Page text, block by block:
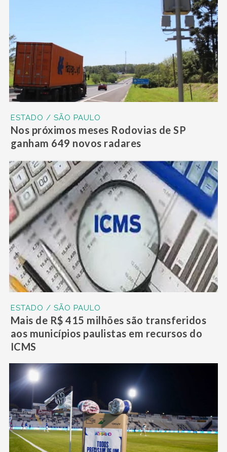
ESTADO / SÃO PAULO
Nos próximos meses Rodovias de SP
ganham 649 novos radares
ESTADO / SÃO PAULO
Mais de R$ 415 milhões são transferidos
aos municípios paulistas em recursos do
ICMS